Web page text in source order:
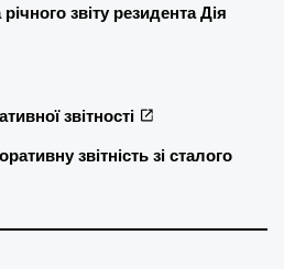
звіту резидента Дія
звітності
звітність зі сталого